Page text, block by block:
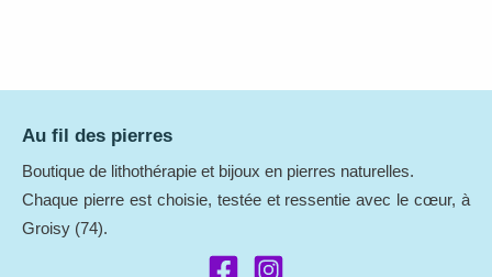
Au fil des pierres
Boutique de lithothérapie et bijoux en pierres naturelles.
Chaque pierre est choisie, testée et ressentie avec le cœur, à
Groisy (74).